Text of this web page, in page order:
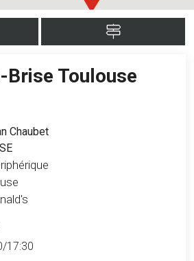
Brise Toulouse
Chaubet
17:30